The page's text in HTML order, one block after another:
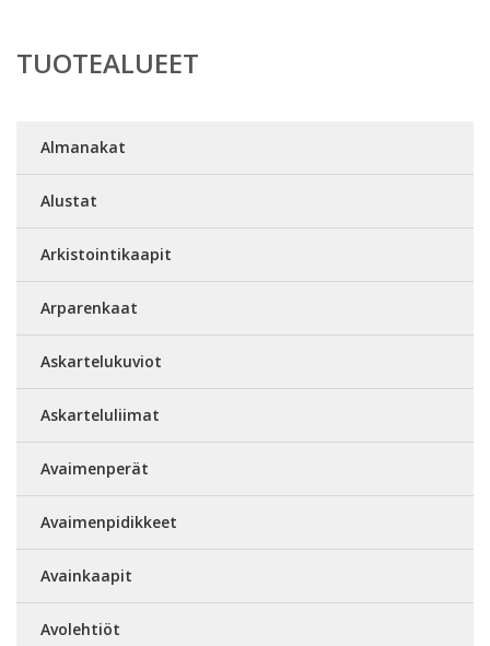
TUOTEALUEET
Almanakat
Alustat
Arkistointikaapit
Arparenkaat
Askartelukuviot
Askarteluliimat
Avaimenperät
Avaimenpidikkeet
Avainkaapit
Avolehtiöt